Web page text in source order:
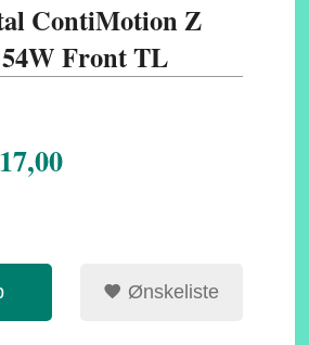
ContiMotion Z
54W Front TL
Ønskeliste